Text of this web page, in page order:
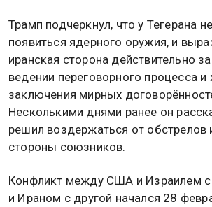
Трамп подчеркнул, что у Тегерана
появиться ядерного оружия, и
иранская сторона действительно
ведении переговорного процесса и
заключения мирных
Несколькими днями ранее он
решил воздержаться от обстрелов
стороны союзников.
Конфликт между США и Израилем
и Ираном с другой начался 28